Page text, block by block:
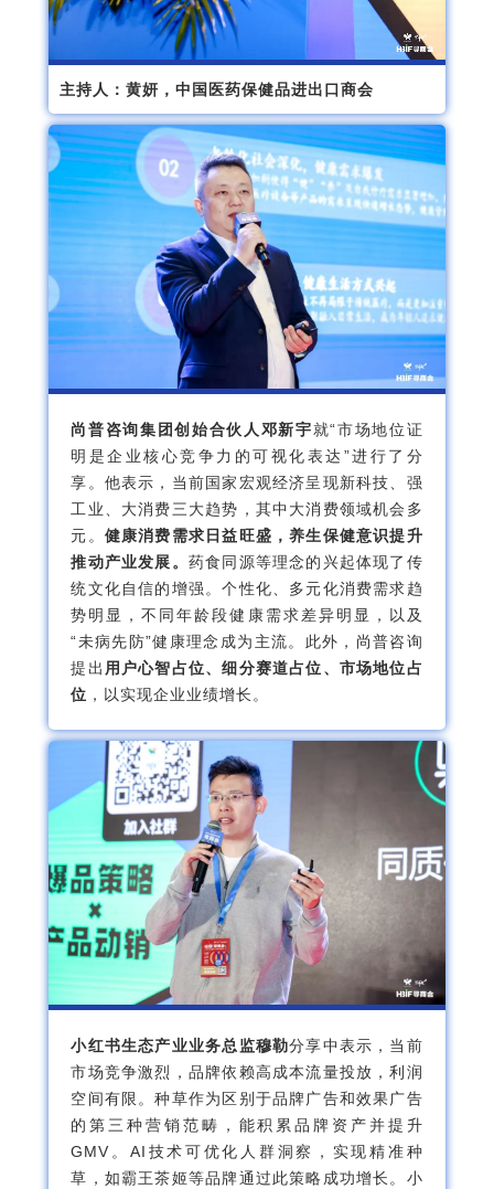
主持人：黄妍，中国医药保健品进出口商会
尚普咨询集团创始合伙人邓新宇就“市场地位证
明是企业核心竞争力的可视化表达”进行了分
享。他表示，当前国家宏观经济呈现新科技、强
工业、大消费三大趋势，其中大消费领域机会多
元。 健康消费需求日益旺盛，养生保健意识提升
推动产业发展。 药食同源等理念的兴起体现了传
统文化自信的增强。个性化、多元化消费需求趋
势明显，不同年龄段健康需求差异明显，以及
“未病先防”健康理念成为主流。此外，尚普咨询
提出 用户心智占位、细分赛道占位、市场地位占
位 ，以实现企业业绩增长。
小红书生态产业业务总监穆勒分享中表示，当前
市场竞争激烈，品牌依赖高成本流量投放，利润
空间有限。种草作为区别于品牌广告和效果广告
的第三种营销范畴，能积累品牌资产并提升
GMV。AI技术可优化人群洞察，实现精准种
草，如霸王茶姬等品牌通过此策略成功增长。小